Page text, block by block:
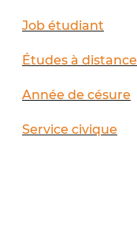
Job étudiant
Études à distance
Année de césure
Service civique